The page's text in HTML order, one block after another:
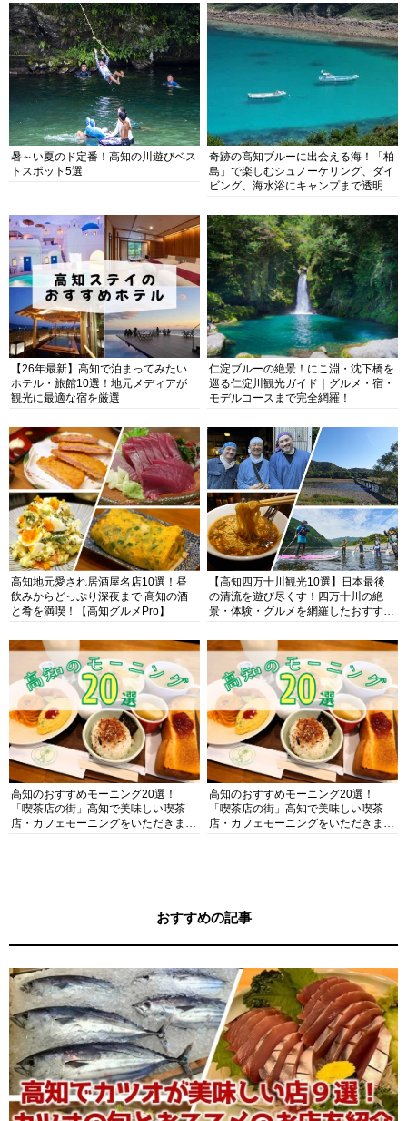
暑～い夏のド定番！高知の川遊びベス
トスポット5選
奇跡の高知ブルーに出会える海！「柏
島」で楽しむシュノーケリング、ダイ
ビング、海水浴にキャンプまで透明度
【26年最新】高知で泊まってみたい
ホテル・旅館10選！地元メディアが
観光に最適な宿を厳選
仁淀ブルーの絶景！にこ淵・沈下橋を
巡る仁淀川観光ガイド｜グルメ・宿・
モデルコースまで完全網羅！
高知地元愛され居酒屋名店10選！昼
飲みからどっぷり深夜まで 高知の酒
と肴を満喫！【高知グルメPro】
【高知四万十川観光10選】日本最後
の清流を遊び尽くす！四万十川の絶
景・体験・グルメを網羅したおすすめ
高知のおすすめモーニング20選！
「喫茶店の街」高知で美味しい喫茶
店・カフェモーニングをいただきま
高知のおすすめモーニング20選！
「喫茶店の街」高知で美味しい喫茶
店・カフェモーニングをいただきま
おすすめの記事